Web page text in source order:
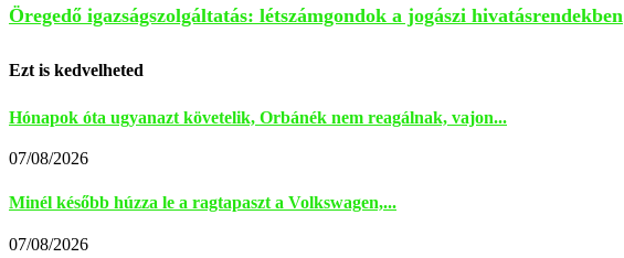
Öregedő igazságszolgáltatás: létszámgondok a jogászi hivatásrendekben
Ezt is kedvelheted
Hónapok óta ugyanazt követelik, Orbánék nem reagálnak, vajon...
07/08/2026
Minél később húzza le a ragtapaszt a Volkswagen,...
07/08/2026